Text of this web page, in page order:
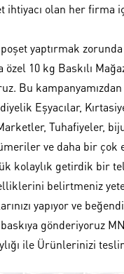
ihtiyacı olan her firma
poşet yaptırmak
özel 10 kg Baskılı
Bu
Eşyacılar,
Tuhafiyeler,
ve daha bir çok
kolaylık getirdik bir
belirtmeniz
yapıyor ve
gönderiyoruz
ile Ürünlerinizi